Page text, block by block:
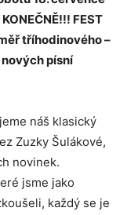
FEST
tříhodinového –
písní
náš klasický
Zuzky Šulákové,
novinek.
jsme jako
každý se je